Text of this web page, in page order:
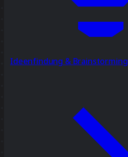
Ideenfindung & Brainstorming